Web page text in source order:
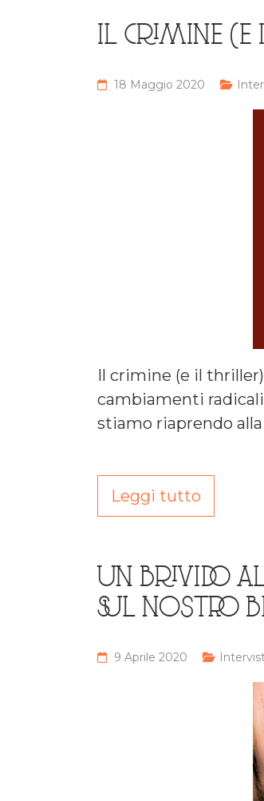
IL CRIMINE (E
18 Maggio 2020
Il crimine (e il
cambiamenti radicali
stiamo riaprendo alla
Leggi tutto
UN BRIVIDO
SUL NOSTRO
9 Aprile 2020